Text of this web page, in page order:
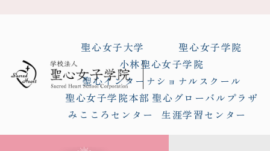
聖心女子大学
聖心女子学院
小林聖心女子学院
聖心インターナショナルスクール
聖心女子学院本部 聖心グローバルプラザ
みこころセンター
生涯学習センター